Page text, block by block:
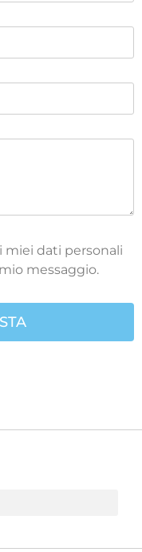
dati personali
messaggio.